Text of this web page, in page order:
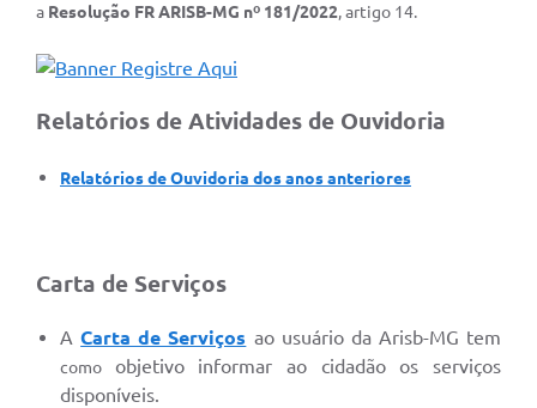
a Resolução FR ARISB-MG nº 181/2022, artigo 14.
Relatórios de Atividades de Ouvidoria
Relatórios de Ouvidoria dos anos anteriores
Carta de Serviços
ACarta de Serviços ao usuário da Arisb-MG tem
como objetivo informar ao cidadão os serviços
disponíveis.